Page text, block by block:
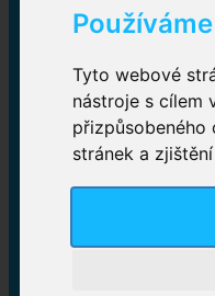
Tyto webové
nástroje s cílem
přizpůsobeného
stránek a
Bylinky
Plenkové
zalepovací,